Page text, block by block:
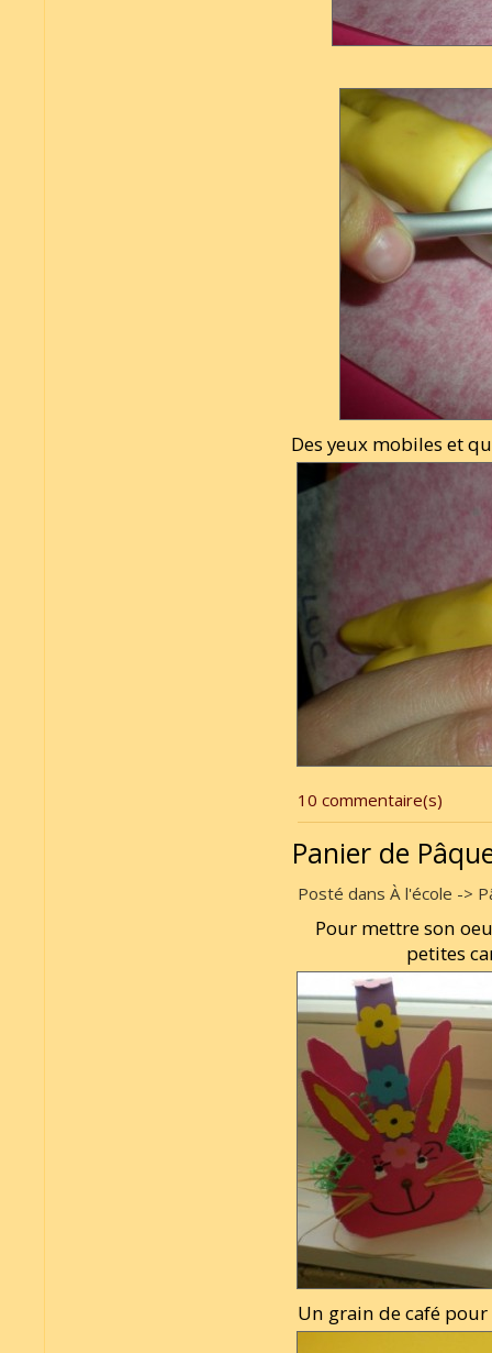
Des yeux mobiles et
10 commentaire(s)
Panier de
Posté dans À l'école ->
Pour mettre son
petites
Un grain de café